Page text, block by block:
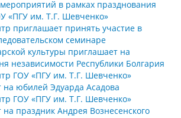
в рамках празднования
«ПГУ им. Т.Г. Шевченко»
приглашает принять участие в
семинаре
культуры приглашает на
независимости Республики Болгария
ГОУ «ПГУ им. Т.Г. Шевченко»
на юбилей Эдуарда Асадова
ГОУ «ПГУ им. Т.Г. Шевченко»
праздник Андрея Вознесенского